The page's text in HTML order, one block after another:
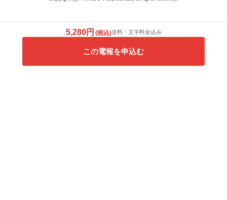
5,280円 (税込)送料・文字料金込み
この電報を申込む